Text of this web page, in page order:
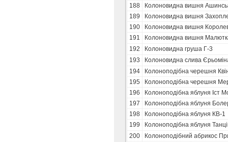
188
Колоновидна вишня
189
Колоновидна вишня
190
Колоновидна вишня
191
Колоновидна вишня
192
Колоновидна груша Г-3
193
Колоновидна слива
194
Колоноподібна черешня
195
Колоноподібна черешня
196
Колоноподібна яблуня Іст
197
Колоноподібна яблуня
198
Колоноподібна яблуня КВ-1
199
Колоноподібна яблуня
200
Колоноподібний абрикос